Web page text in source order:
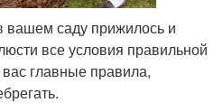
вашем саду прижилось и
все условия правильной
главные правила,